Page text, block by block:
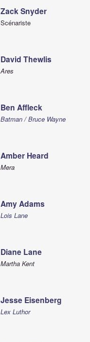
Zack Snyder
Scénariste
David Thewlis
Ares
Ben Affleck
Batman / Bruce Wayne
Amber Heard
Mera
Amy Adams
Lois Lane
Diane Lane
Martha Kent
Jesse Eisenberg
Lex Luthor